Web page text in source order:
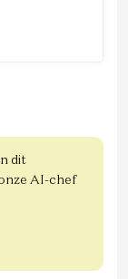
dit
AI-chef